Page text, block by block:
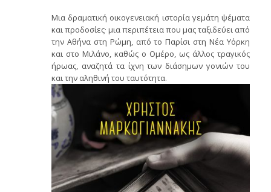
Μια δραματική οικογενειακή ιστορία γεμάτη ψέματα
και προδοσίες· μια περιπέτεια που μας ταξιδεύει από
την Αθήνα στη Ρώμη, από το Παρίσι στη Νέα Υόρκη
και στο Μιλάνο, καθώς ο Ομέρο, ως άλλος τραγικός
ήρωας, αναζητά τα ίχνη των διάσημων γονιών του
και την αληθινή του ταυτότητα.